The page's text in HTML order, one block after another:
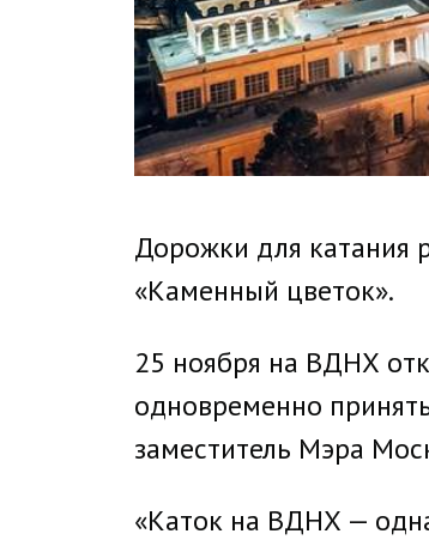
Дорожки для катания
«Каменный цветок».
25 ноября на ВДНХ
одновременно
заместитель Мэра
«Каток на ВДНХ —